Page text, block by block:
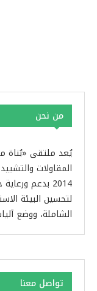
من نحن
يُعد ملتقى «بُناة
المقاولات
2014 بدعم
لتحسين البيئة
الشاملة، ووضع
تواصل معنا